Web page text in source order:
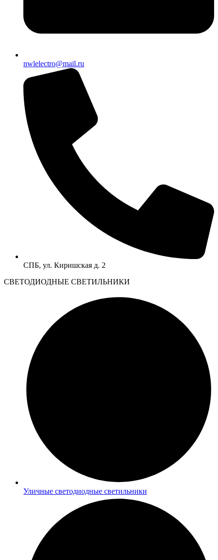
nwlelectro@mail.ru
СПБ, ул. Киришская д. 2
CВЕТОДИОДНЫЕ СВЕТИЛЬНИКИ
Уличные светодиодные светильники